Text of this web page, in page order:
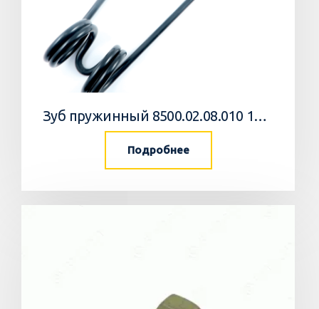
Зуб пружинный 8500.02.08.010 10 Агромастер
Подробнее